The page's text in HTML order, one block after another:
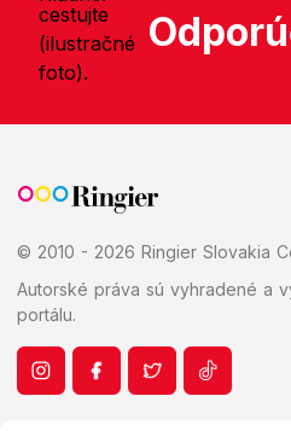
© 2010 - 2026 Ringier Slovakia
Autorské práva sú vyhradené a
portálu.